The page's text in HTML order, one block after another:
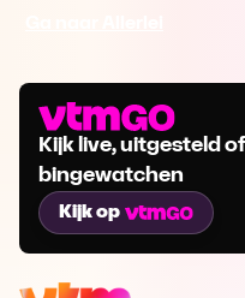
Kijk live, uitgesteld
bingewatchen
Kijk op